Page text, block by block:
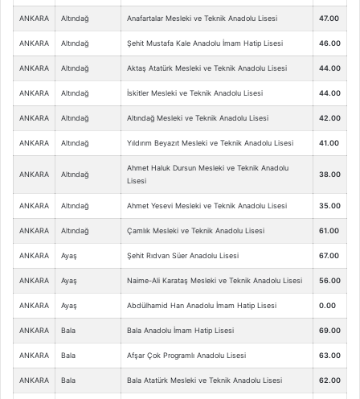
ANKARA Altındağ Anafartalar Mesleki ve Teknik Anadolu Lisesi 47.00
ANKARA Altındağ Şehit Mustafa Kale Anadolu İmam Hatip Lisesi 46.00
ANKARA Altındağ Aktaş Atatürk Mesleki ve Teknik Anadolu Lisesi 44.00
ANKARA Altındağ İskitler Mesleki ve Teknik Anadolu Lisesi 44.00
ANKARA Altındağ Altındağ Mesleki ve Teknik Anadolu Lisesi 42.00
ANKARA Altındağ Yıldırım Beyazıt Mesleki ve Teknik Anadolu Lisesi 41.00
ANKARA Altındağ
Ahmet Haluk Dursun Mesleki ve Teknik Anadolu
Lisesi
38.00
ANKARA Altındağ Ahmet Yesevi Mesleki ve Teknik Anadolu Lisesi 35.00
ANKARA Altındağ Çamlık Mesleki ve Teknik Anadolu Lisesi 61.00
ANKARA Ayaş Şehit Rıdvan Süer Anadolu Lisesi 67.00
ANKARA Ayaş Naime-Ali Karataş Mesleki ve Teknik Anadolu Lisesi 56.00
ANKARA Ayaş Abdülhamid Han Anadolu İmam Hatip Lisesi 0.00
ANKARA Bala Bala Anadolu İmam Hatip Lisesi 69.00
ANKARA Bala Afşar Çok Programlı Anadolu Lisesi 63.00
ANKARA Bala Bala Atatürk Mesleki ve Teknik Anadolu Lisesi 62.00